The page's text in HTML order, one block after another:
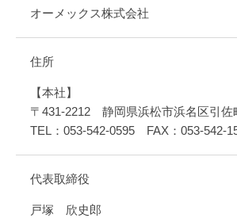
オーメックス株式会社
住所
【本社】
〒431-2212 静岡県浜松市浜名区引佐
TEL：053-542-0595 FAX：053-542-
代表取締役
戸塚 欣史郎